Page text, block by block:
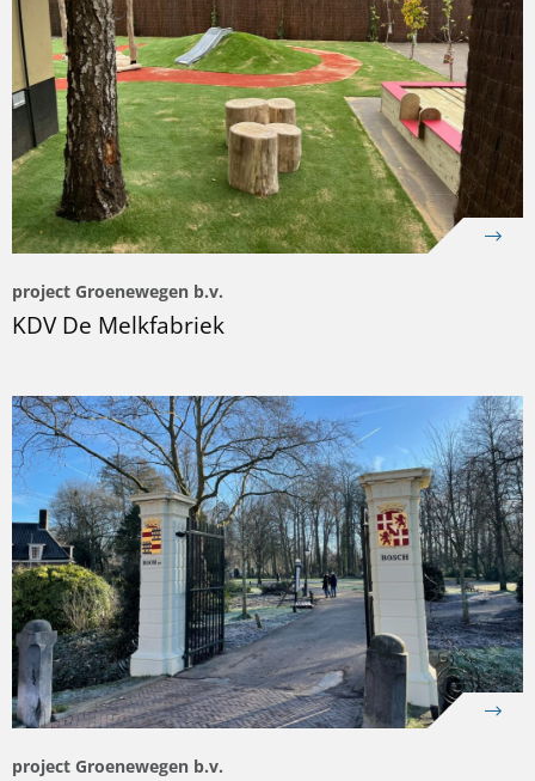
project Groenewegen b.v.
KDV De Melkfabriek
project Groenewegen b.v.